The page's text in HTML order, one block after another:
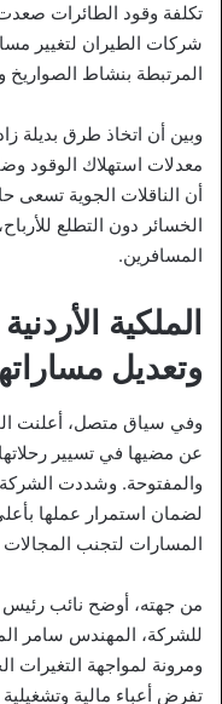
شركات الطيران لتغيير
المرتبطة بنشاط الصواريخ
وبين أن اتخاذ طرق بديلة
معدلات استهلاك الوقود
أن الناقلات الجوية تسعى
الخسائر دون التطلع
المسافرين.
الملكية
وتعديل
وفي سياق متصل، أعلنت
عن مضيها في تسيير
والمفتوحة. وشددت الشركة
لضمان استمرار عملها
المسارات لتجنب المجالات
من جهته، أوضح نائب رئيس
للشركة، المهندس سامر
ومرونة لمواجهة التغيرات
تفرض أعباء مالية